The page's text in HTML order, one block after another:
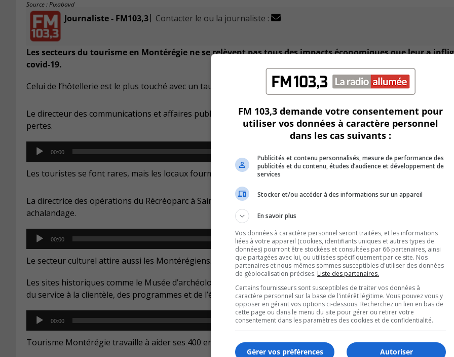
Source : Pixabayd
Journaliste - FM103,3| Contacter le ou la journaliste :
Les secteurs du tourisme en Montérégie ne se relèvent pas tous des impacts économiques que leur a
covid-19.
Celui de l’hôtellerie est le plus touché avec un taux d’occupation de moins de 5% et des hôtels restent encore
Le directeur des communications et affaires publiques à Tourisme Montérégie,François Trépanier, parle de
pertes.
Audio
Player
00:00
Les touristes se font rares, mais les locaux fourmillent dans les grands centres de plein air et de camping de la
La directrice des opérations du Récréoparc à Sainte-Catherine Mélissa Bourgoing, se réjouit de constater cet
achalandage.
Audio
Player
00:00 00:00
Le secteur culturel attire aussi les Montérégiens.
Les sites historiques comme le Musée d’archéologie de Roussillon se portent bien comme en témoigne sa
du service à la clientèle, des programmes et de l’éducation, Gabrielle Fleurant.
Audio
Player
00:00 00:00
Tourisme Montérégie travaille à aider ses 400 entreprises à se relever.
FM 103,3 demande votre consentement pour
utiliser vos données à caractère personnel
dans les cas suivants :
Publicités et contenu personnalisés, mesure de performance des
publicités et du contenu, études d’audience et développement de
services
Stocker et/ou accéder à des informations sur un appareil
En savoir plus
Vos données à caractère personnel seront traitées, et les informations
liées à votre appareil (cookies, identifiants uniques et autres types de
données) pourront être stockées et consultées par 66 partenaires, ainsi
que partagées avec lui, ou utilisées spécifiquement par ce site. Nos
partenaires et nous-mêmes sommes susceptibles d'utiliser des données
de géolocalisation précises. Liste des partenaires.
Certains fournisseurs sont susceptibles de traiter vos données à
caractère personnel sur la base de l'intérêt légitime. Vous pouvez vous y
opposer en gérant vos options ci-dessous. Recherchez un lien en bas de
cette page ou dans le menu du site pour gérer ou retirer votre
consentement dans les paramètres des cookies et de confidentialité.
Autoriser
Gérer vos préférences